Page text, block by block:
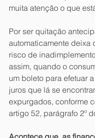
muita atenção o que
Por ser quitação
automaticamente deixa
risco de
assim, quando o
um boleto para efetuar
juros que lá se
expurgados, conforme
artigo 52, parágrafo 2º